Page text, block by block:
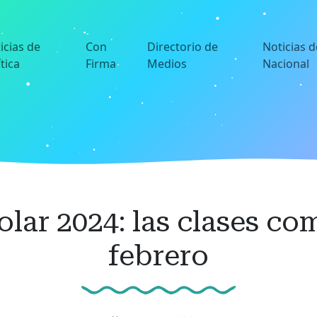
de
Con
Firma
Directorio de
Medios
Noticias
Nacional
2024: las clases
febrero